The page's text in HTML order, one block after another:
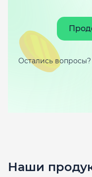
Остались
Наши